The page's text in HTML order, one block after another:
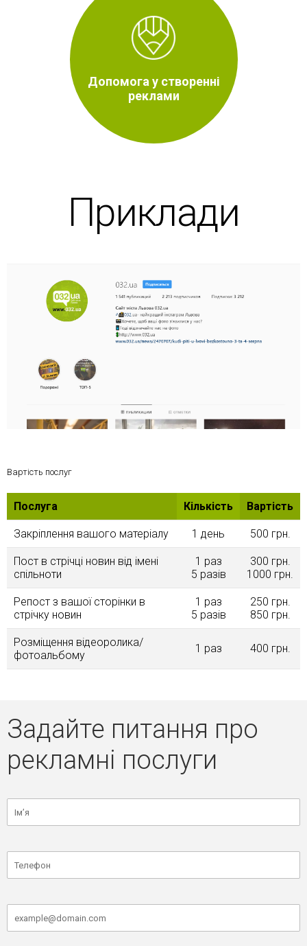
Допомога у створенні
реклами
Приклади
Вартість послуг
Послуга Кількість Вартість
Закріплення вашого матерiалу 1 день 500 грн.
Пост в стрічці новин від імені
спільноти
1 раз
5 разів
300 грн.
1000 грн.
Репост з вашої сторінки в
стрічку новин
1 раз
5 разів
250 грн.
850 грн.
Розміщення відеоролика/
фотоальбому
1 раз 400 грн.
Задайте питання про
рекламні послуги